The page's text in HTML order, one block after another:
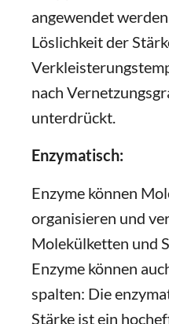
angewendet
Löslichkeit der
nach
unterdrückt.
Enzymatisch:
Enzyme können
organisieren und
Molekülketten und
Enzyme können
spalten: Die
Stärke ist ein